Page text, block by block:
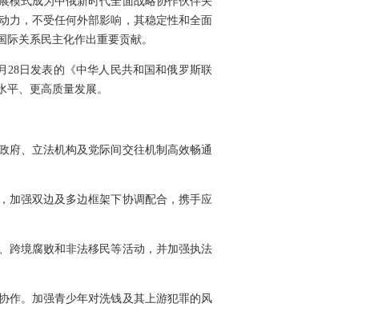
力，不受任何外部影响，其稳定性和全面
关系民主化作出重要贡献。
28日发表的《中华人民共和国和俄罗斯联
、更高质量发展。
府、立法机构及党际间交往机制高效畅通
加强双边及多边框架下协调配合，携手应
跨境腐败和非法移民等活动，并加强执法
作。加强青少年对洗钱及其上游犯罪的风